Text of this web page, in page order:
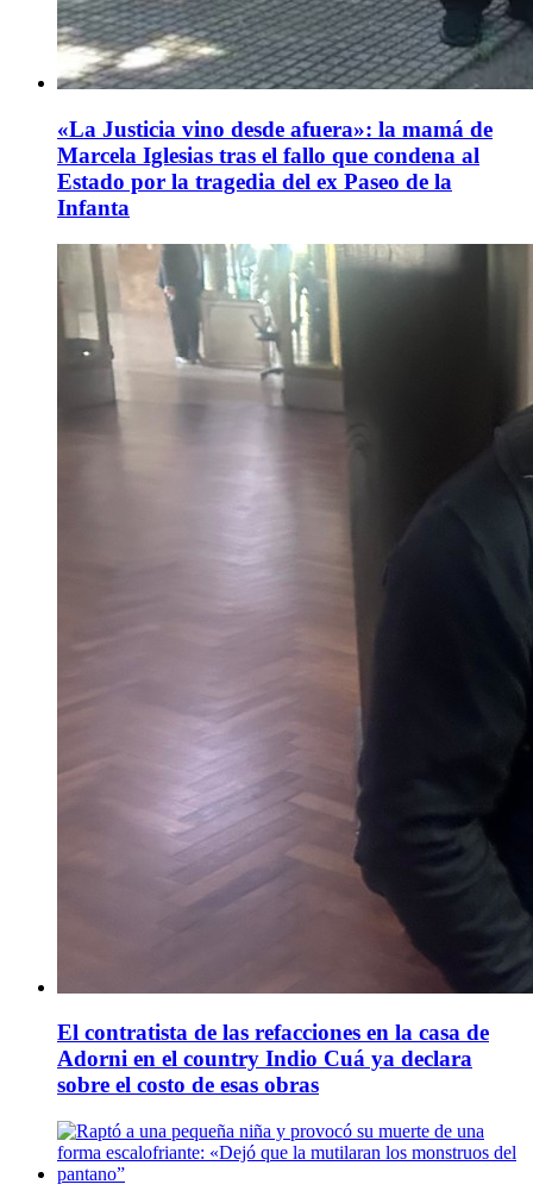
«La Justicia vino desde afuera»: la mamá de
Marcela Iglesias tras el fallo que condena al
Estado por la tragedia del ex Paseo de la
Infanta
El contratista de las refacciones en la casa de
Adorni en el country Indio Cuá ya declara
sobre el costo de esas obras